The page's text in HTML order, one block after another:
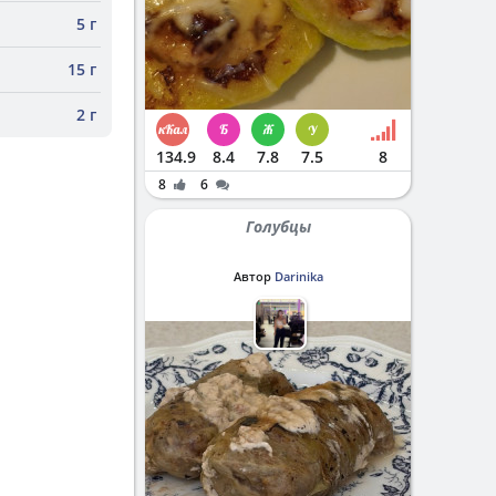
5 г
15 г
2 г
134.9 8.4 7.8 7.5 8
8 6
Голубцы
Автор Darinika